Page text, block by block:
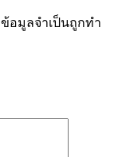
อมูลจำเป็นถูกทำ